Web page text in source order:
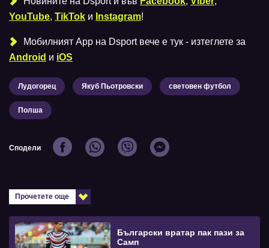
YouTube, TikTok и Instagram!
Мобилният Аpp на Dsport вече е тук - изтеглете за
Android и iOS
Лудогорец Якуб Пьотровски световен футбол
Полша
Сподели
Прочетете още
Български вратар пак пази за
Самп